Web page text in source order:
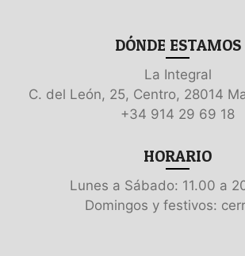
DÓNDE ESTAMOS
La Integral
C. del León, 25, Centro, 28014
+34 914 29 69 18
HORARIO
Lunes a Sábado: 11.00 a
Domingos y festivos: